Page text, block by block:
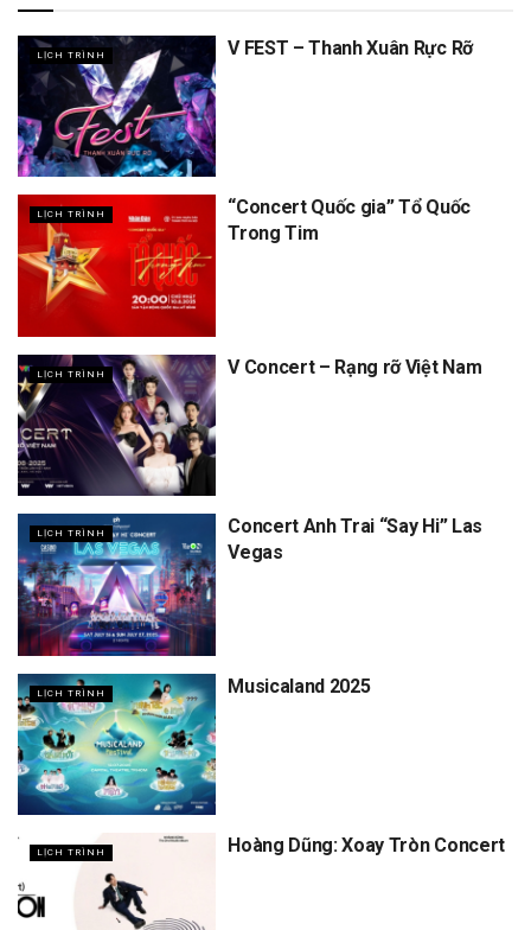
LỊCH TRÌNH V FEST – Thanh Xuân Rực Rỡ
LỊCH TRÌNH
“Concert Quốc gia” Tổ Quốc
Trong Tim
LỊCH TRÌNH V Concert – Rạng rỡ Việt Nam
LỊCH TRÌNH
Concert Anh Trai “Say Hi” Las
Vegas
LỊCH TRÌNH Musicaland 2025
LỊCH TRÌNH Hoàng Dũng: Xoay Tròn Concert